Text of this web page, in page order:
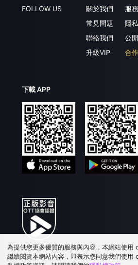
FOLLOW US
關於我們
常見問題
聯絡我們
升級VIP
服
隱
公
合
下載 APP
為提供您更多優質的服務與內容，本網站使用
繼續閱覽本網站內容，即表示您同意我們使用